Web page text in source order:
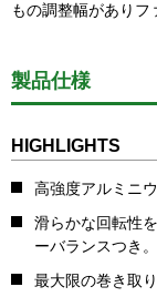
もの調整幅がありフ
製品仕様
HIGHLIGHTS
高強度アルミニ
滑らかな回転性
ーバランスつき。
最大限の巻き取